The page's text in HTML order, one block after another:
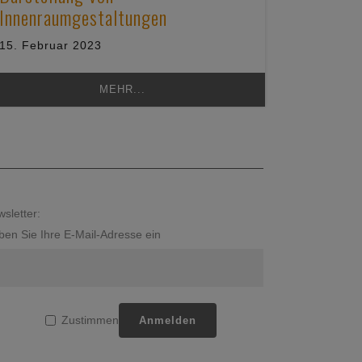
Innenraumgestaltungen
15. Februar 2023
MEHR...
Sie Ihre E-Mail-Adresse ein
Zustimmen